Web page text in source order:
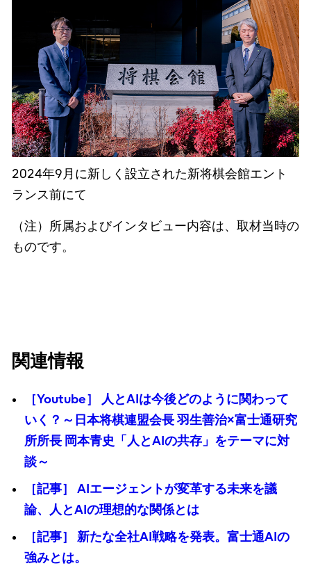
2024年9月に新しく設立された新将棋会館エント
ランス前にて
（注）所属およびインタビュー内容は、取材当時の
ものです。
関連情報
［Youtube］ 人とAIは今後どのように関わって
いく？～日本将棋連盟会長 羽生善治×富士通研究
所所長 岡本青史「人とAIの共存」をテーマに対
談～
［記事］ AIエージェントが変革する未来を議
論、人とAIの理想的な関係とは
［記事］ 新たな全社AI戦略を発表。富士通AIの
強みとは。